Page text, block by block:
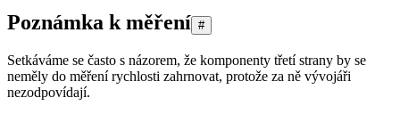
Poznámka k měření #
Setkáváme se často s názorem, že komponenty třetí strany by se
neměly do měření rychlosti zahrnovat, protože za ně vývojáři
nezodpovídají.